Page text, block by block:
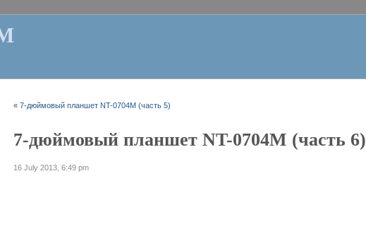
«7-дюймовый планшет NT-0704M (часть 5)
7-дюймовый планшет NT-0704M (часть 6)
16 July 2013, 6:49 pm